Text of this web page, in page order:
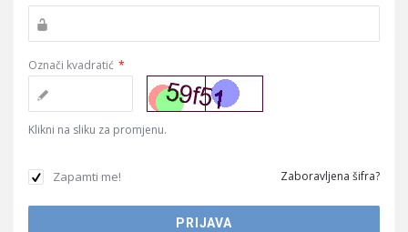
Označi kvadratić *
Klikni na sliku za promjenu.
Zapamti me! Zaboravljena šifra?